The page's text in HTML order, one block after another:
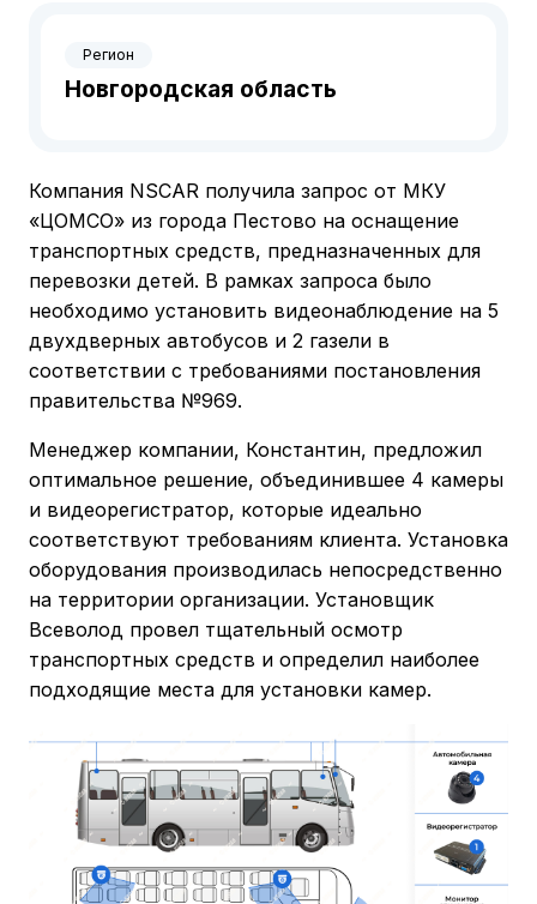
Регион
Новгородская область
Компания NSCAR получила запрос от МКУ
«ЦОМСО» из города Пестово на оснащение
транспортных средств, предназначенных для
перевозки детей. В рамках запроса было
необходимо установить видеонаблюдение на 5
двухдверных автобусов и 2 газели в
соответствии с требованиями постановления
правительства №969.
Менеджер компании, Константин, предложил
оптимальное решение, объединившее 4 камеры
и видеорегистратор, которые идеально
соответствуют требованиям клиента. Установка
оборудования производилась непосредственно
на территории организации. Установщик
Всеволод провел тщательный осмотр
транспортных средств и определил наиболее
подходящие места для установки камер.